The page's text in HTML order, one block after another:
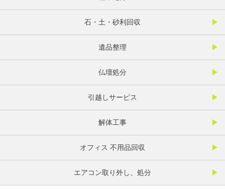
石・土・砂利回収
遺品整理
仏壇処分
引越しサービス
解体工事
オフィス 不用品回収
エアコン取り外し、処分